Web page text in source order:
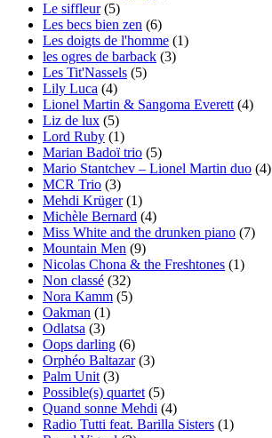
Le siffleur(5)
Les becs bien zen (6)
Les doigts de l'homme (1)
les ogres de barback (3)
Les Tit'Nassels (5)
Lily Luca (4)
Lionel Martin & Sangoma Everett (4)
Liz de lux (5)
Lord Ruby (1)
Marian Badoï trio (5)
Mario Stantchev – Lionel Martin duo (4)
MCR Trio (3)
Mehdi Krüger(1)
Michèle Bernard (4)
Miss White and the drunken piano (7)
Mountain Men (9)
Nicolas Chona & the Freshtones (1)
Non classé (32)
Nora Kamm (5)
Oakman (1)
Odlatsa (3)
Oops darling (6)
Orphéo Baltazar(3)
Palm Unit (3)
Possible(s) quartet (5)
Quand sonne Mehdi (4)
Radio Tutti feat. Barilla Sisters (1)